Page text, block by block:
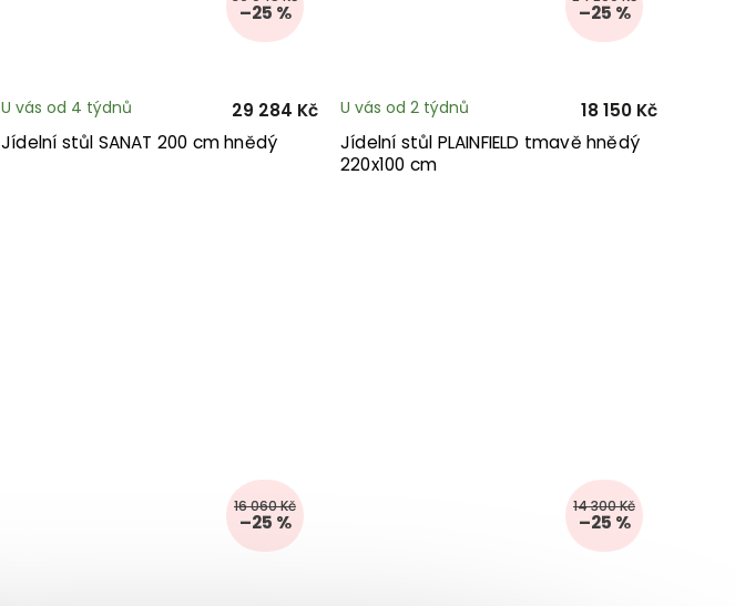
–25 %
Jídelní stůl SANAT 200 cm hnědý
U vás od 4 týdnů 29 284 Kč
–25 %
Jídelní stůl PLAINFIELD tmavě hnědý
220x100 cm
U vás od 2 týdnů 18 150 Kč
16 060 Kč
–25 %
14 300 Kč
–25 %